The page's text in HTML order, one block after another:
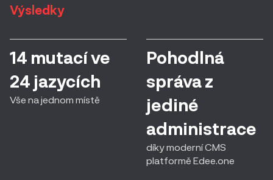
Výsledky
14 mutací ve
24 jazycích
Vše na jednom místě
Pohodlná
správa z
jediné
administrace
díky moderní CMS
platformě Edee.one